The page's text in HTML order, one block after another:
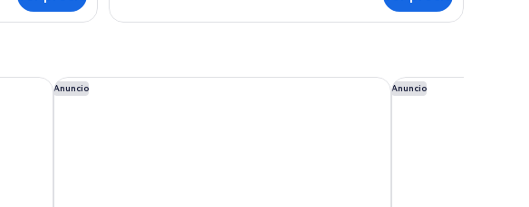
Anuncio
pentahotel Braunschweig Anuncio
Wolfsburg